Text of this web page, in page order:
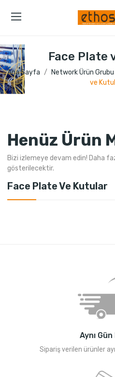
Face Plate
Ana Sayfa Network Ürün Grubu
ve
Face Plate Ve Kutular
Henüz Ürün
Bizi izlemeye devam edin! Daha
gösterilecektir.
Aynı
Sipariş verilen ürünler